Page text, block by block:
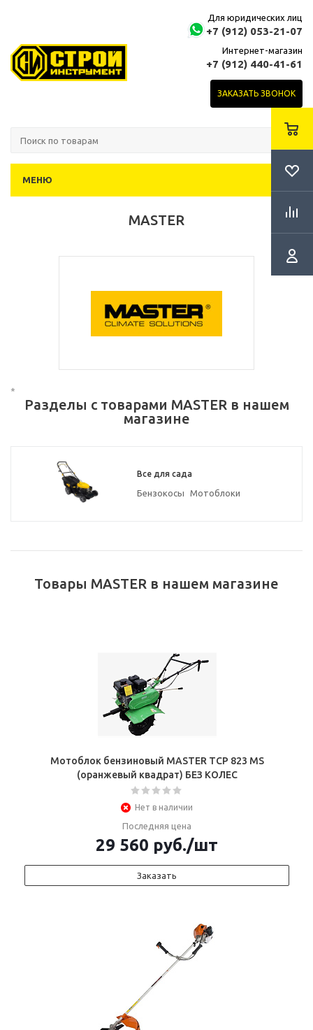
Для юридических лиц
+7 (912) 053-21-07
Интернет-магазин
+7 (912) 440-41-61
ЗАКАЗАТЬ ЗВОНОК
МЕНЮ
MASTER
*
Разделы с товарами MASTER в нашем
магазине
Все для сада
Бензокосы Мотоблоки
Товары MASTER в нашем магазине
Мотоблок бензиновый MASTER ТСР 823 MS
(оранжевый квадрат) БЕЗ КОЛЕС
Нет в наличии
Последняя цена
29 560 руб./шт
Заказать